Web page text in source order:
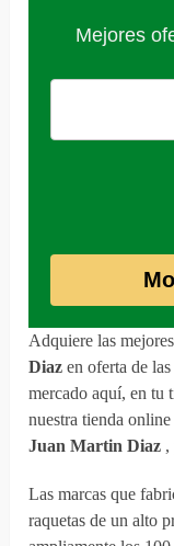
Mejores
Adquiere las mejores
Diaz en oferta de
mercado aquí, en tu
nuestra tienda
Juan Martin Diaz ,
Las marcas que
raquetas de un alto